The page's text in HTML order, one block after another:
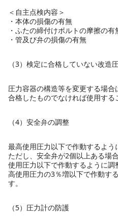
＜自主点検内容＞
・本体の損傷の有無
・ふたの締付けボルトの摩擦の有
・管及び弁の損傷の有無
（3）検定に合格していない改造
圧力容器の構造等を変更する場合
合格したものでなければ使用する
（4）安全弁の調整
最高使用圧力以下で作動するよう
ただし、安全弁が2個以上ある場
使用圧力以下で作動するように
高使用圧力の3％増以下で作動す
す。
（5）圧力計の防護